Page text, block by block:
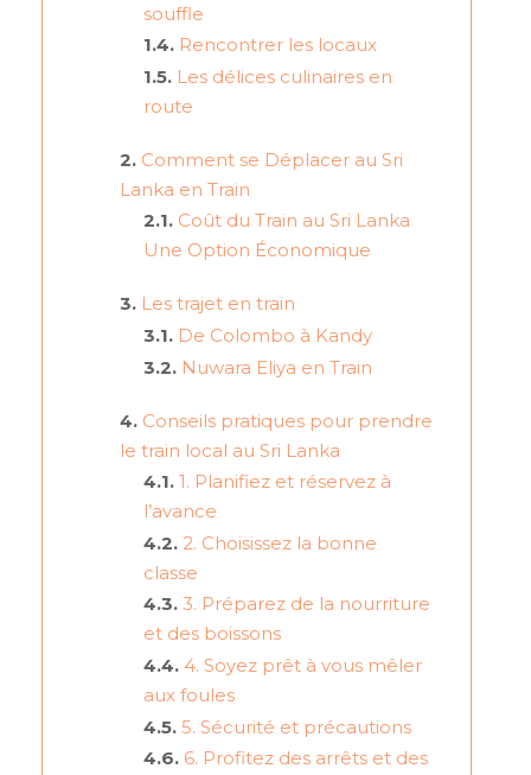
souffle
Rencontrer les locaux
Les délices culinaires en
route
Comment se Déplacer au Sri
Lanka en Train
Coût du Train au Sri Lanka
Une Option Économique
Les trajet en train
De Colombo à Kandy
Nuwara Eliya en Train
Conseils pratiques pour prendre
le train local au Sri Lanka
1. Planifiez et réservez à
l’avance
2. Choisissez la bonne
classe
3. Préparez de la nourriture
et des boissons
4. Soyez prêt à vous mêler
aux foules
5. Sécurité et précautions
6. Profitez des arrêts et des